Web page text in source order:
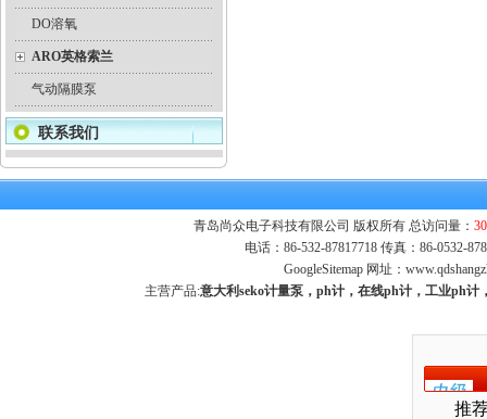
DO溶氧
ARO英格索兰
气动隔膜泵
联系我们
青岛尚众电子科技有限公司 版权所有 总访问量：
电话：86-532-87817718 传真：86-0532-
GoogleSitemap网址：
主营产品:意大利seko计量泵，ph计，在线ph计，工业ph
推